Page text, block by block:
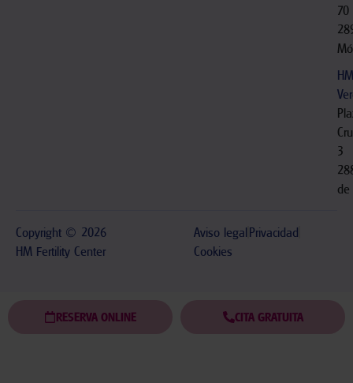
70
3
de
Copyright © 2026
HM Fertility Center
Aviso legal Privacidad
Cookies
RESERVA ONLINE CITA GRATUITA